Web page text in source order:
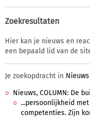
Zoekresultaten
Hier kan je nieuws en
een bepaald lid van de
Je zoekopdracht in Nieuws
Nieuws, COLUMN: De
...persoonlijkheid
competenties. Zijn